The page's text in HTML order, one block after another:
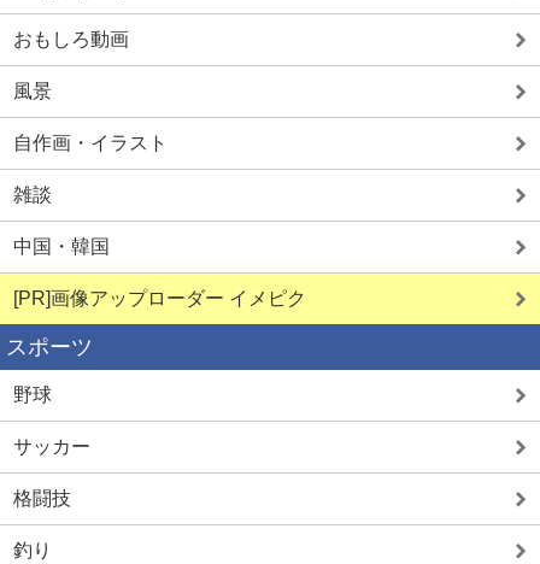
おもしろ動画
風景
自作画・イラスト
雑談
中国・韓国
[PR]画像アップローダー イメピク
スポーツ
野球
サッカー
格闘技
釣り